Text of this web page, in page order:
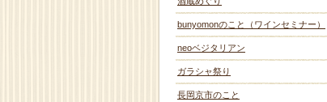
bunyomonのこと（ワインセミナー）
neoベジタリアン
ガラシャ祭り
長岡京市のこと